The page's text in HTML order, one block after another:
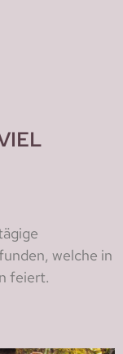
welche in
feiert.